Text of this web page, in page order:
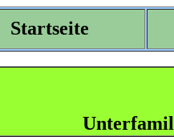
Startseite